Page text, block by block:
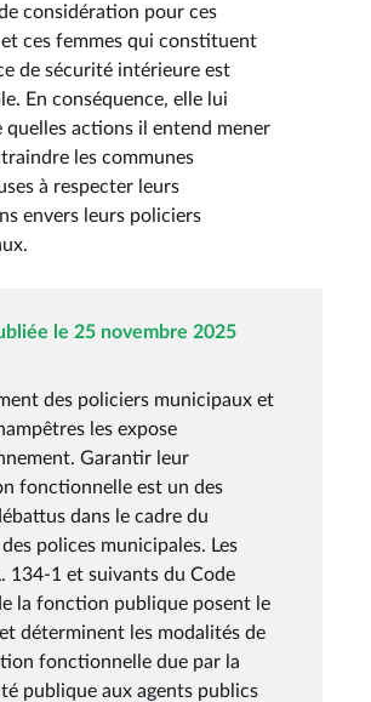
considération pour ces
ces femmes qui constituent
de sécurité intérieure est
En conséquence, elle lui
quelles actions il entend mener
les communes
à respecter leurs
envers leurs policiers
le 25 novembre 2025
des policiers municipaux et
les expose
Garantir leur
fonctionnelle est un des
dans le cadre du
polices municipales. Les
134-1 et suivants du Code
la fonction publique posent le
déterminent les modalités de
fonctionnelle due par la
publique aux agents publics